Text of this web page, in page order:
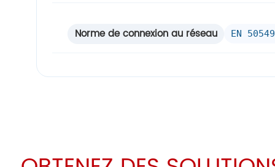
Norme de connexion au réseau EN